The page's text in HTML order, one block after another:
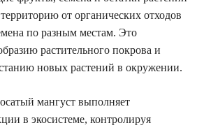
от органических отходов
по разным местам. Это
растительного покрова и
новых растений в окружении.
мангуст выполняет
в экосистеме, контролируя